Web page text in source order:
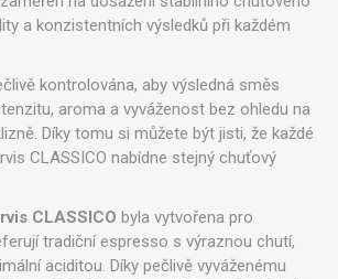
a konzistentních výsledků při každém
kontrolována, aby výsledná směs
aroma a vyváženost bez ohledu na
Díky tomu si můžete být jisti, že každé
CLASSICO nabídne stejný chuťový
CLASSICO byla vytvořena pro
tradiční espresso s výraznou chutí,
aciditou. Díky pečlivě vyváženému